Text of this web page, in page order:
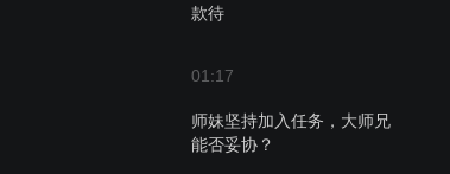
款待
01:17
师妹坚持加入任务，大师兄
能否妥协？